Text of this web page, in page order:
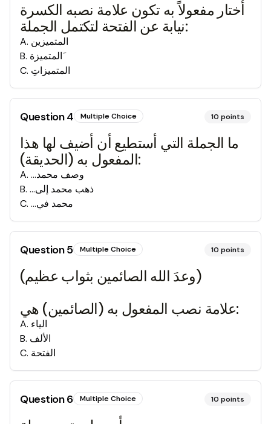
أختار مفعولاً به تكون علامة نصبه الكسرة
نيابة عن الفتحة لتكتمل الجملة:
A. المتميزين
B. َالمتميزة
C. المتميزاتِ
Question4 Multiple Choice 10 points
ما الجملة التي أستطيع أن أضيف لها هذا
المفعول به (الحديقة):
A. وصف محمد...
B. ذهب محمد إلى...
C. محمد في...
Question5 Multiple Choice 10 points
(وعدَ الله الصائمين بثواب عظيم)
علامة نصب المفعول به (الصائمين) هي:
A. الياء
B. الألف
C. الفتحة
Question6 Multiple Choice 10 points